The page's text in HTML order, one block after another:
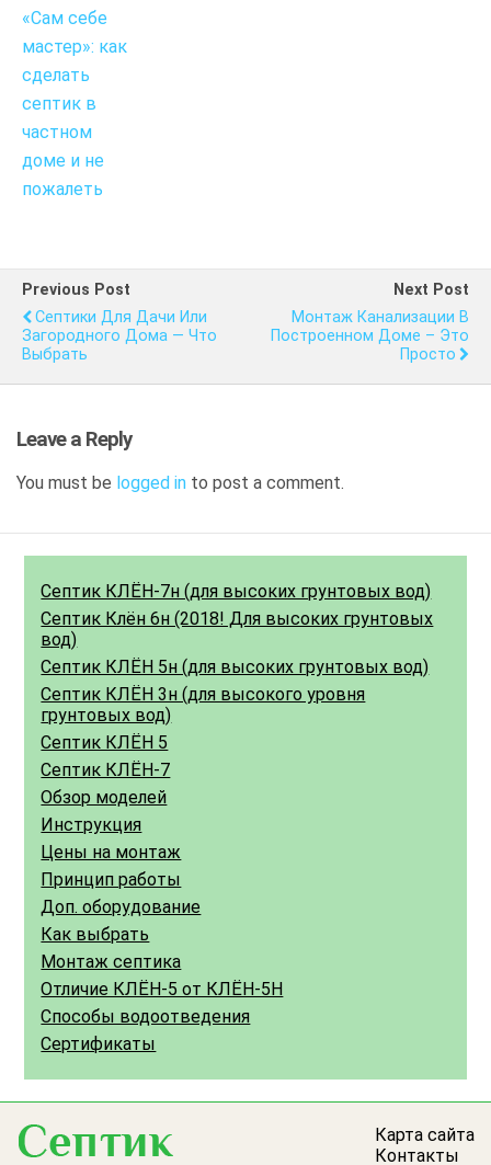
«Сам себе
мастер»: как
сделать
септик в
частном
доме и не
пожалеть
Previous Post
Септики Для Дачи Или
Загородного Дома — Что
Выбрать
Next Post
Монтаж Канализации В
Построенном Доме – Это
Просто
Leave a Reply
You must be logged in to post a comment.
Септик КЛЁН-7н (для высоких грунтовых вод)
Септик Клён 6н (2018! Для высоких грунтовых
вод)
Септик КЛЁН 5н (для высоких грунтовых вод)
Септик КЛЁН 3н (для высокого уровня
грунтовых вод)
Септик КЛЁН 5
Септик КЛЁН-7
Обзор моделей
Инструкция
Цены на монтаж
Принцип работы
Доп. оборудование
Как выбрать
Монтаж септика
Отличие КЛЁН-5 от КЛЁН-5Н
Способы водоотведения
Сертификаты
Карта сайта
Контакты